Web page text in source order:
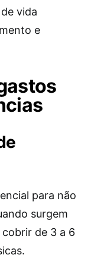
vida
e
para não
surgem
de 3 a 6